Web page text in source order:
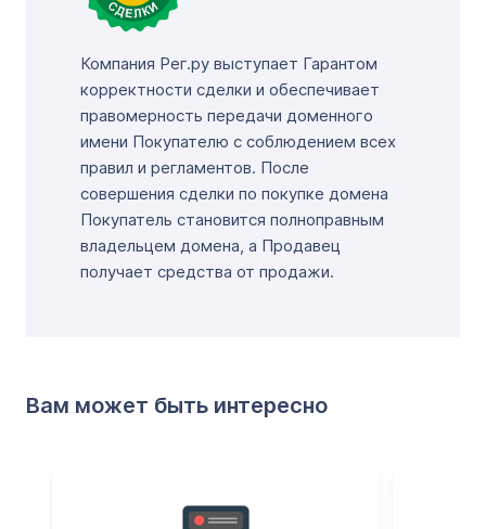
Компания Рег.ру выступает Гарантом
корректности сделки и обеспечивает
правомерность передачи доменного
имени Покупателю с соблюдением всех
правил и регламентов. После
совершения сделки по покупке домена
Покупатель становится полноправным
владельцем домена, а Продавец
получает средства от продажи.
Вам может быть интересно